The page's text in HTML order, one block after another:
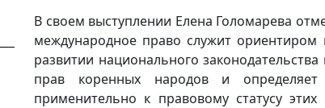
В своем выступлении Елена Голомарева
международное право служит
развитии национального
прав коренных народов и определяет
применительно к правовому статусу этих